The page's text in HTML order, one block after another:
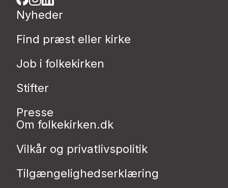
Nyheder
Find præst eller kirke
Job i folkekirken
Stifter
Presse
Om folkekirken.dk
Vilkår og privatlivspolitik
Tilgængelighedserklæring